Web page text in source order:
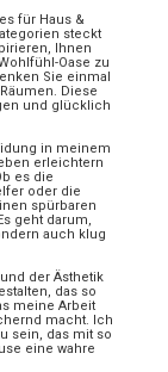
für Haus &
steckt
Ihnen
Oase zu
Sie einmal
Diese
und glücklich
in meinem
erleichtern
es die
oder die
spürbaren
geht darum,
auch klug
der Ästhetik
das so
meine Arbeit
macht. Ich
sein, das mit so
eine wahre